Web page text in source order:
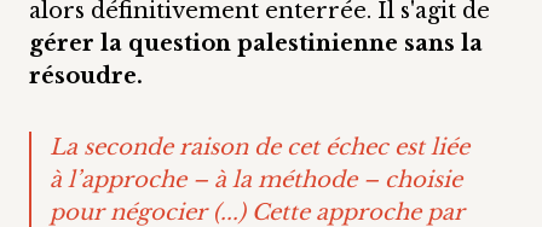
alors définitivement enterrée. Il s'agit de
gérer la question palestinienne sans la
résoudre.
La seconde raison de cet échec est liée
à l’approche – à la méthode – choisie
pour négocier (...) Cette approche par